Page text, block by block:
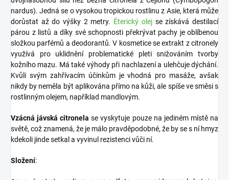
nardus). Jedná se o vysokou tropickou rostlinu z Asie, která může
dorůstat až do výšky 2 metry. Éterický olejse získává destilací
párou z listů a díky své schopnosti překrývat pachy je oblíbenou
složkou parfémů a deodorantů. V kosmetice se extrakt z citronely
využívá pro uklidnění problematické pleti snižováním tvorby
kožního mazu. Má také výhody při nachlazení a ulehčuje dýchání.
Kvůli svým zahřívacím účinkům je vhodná pro masáže, avšak
nikdy by neměla být aplikována přímo na kůži, ale spíše ve směsi s
rostlinným olejem, například mandlovým.
Vzácná jávská citronela se vyskytuje pouze na jediném místě na
světě, což znamená, že je málo pravděpodobné, že by se s ní hmyz
kdekoli jinde setkal a vyvinul rezistenci vůči ní.
Složení: